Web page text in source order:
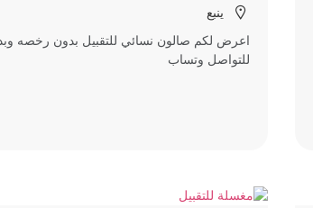
ينبع
اعرض لكم صالون نسائي للتقبيل بدون رخصه
للتواصل وتساب